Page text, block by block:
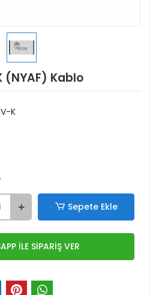
(NYAF) Kablo
K
Sepete Ekle
İLE SİPARİŞ VER